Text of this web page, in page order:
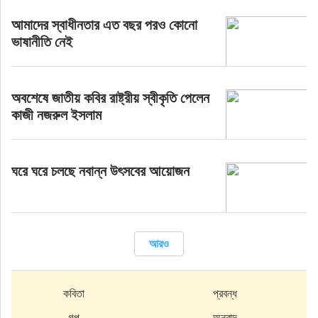
আমাদের স্বাধীনতার এত বছর পরও কোনো
ভাষানীতি নেই
অবশেষে জাতীয় কবির রাষ্ট্রীয় স্বীকৃতি পেলেন
কাজী নজরুল ইসলাম
ঘরে ঘরে চলছে নবান্ন উৎসবের আয়োজন
আরও
কবিতা
প্রবন্ধ